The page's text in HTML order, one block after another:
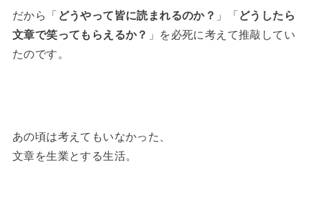
だから「 どうやって皆に読まれるのか？ 」「 どうしたら
文章で笑ってもらえるか？ 」を必死に考えて推敲してい
たのです。
あの頃は考えてもいなかった、
文章を生業とする生活。